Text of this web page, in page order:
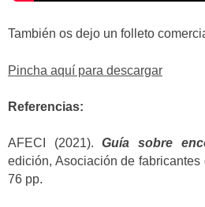
También os dejo un folleto
Pincha aquí para descargar
Referencias:
AFECI (2021).Guía sobre
edición, Asociación de fabricantes
76 pp.